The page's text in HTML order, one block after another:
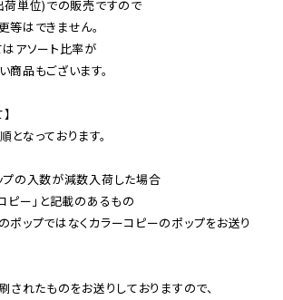
単位)での販売ですので
等はできません。
はアソート比率が
品もございます。
なっております。
プの入数が減数入荷した場合
ピー」と記載のあるもの
ポップではなくカラーコピーのポップをお送り
されたものをお送りしておりますので、